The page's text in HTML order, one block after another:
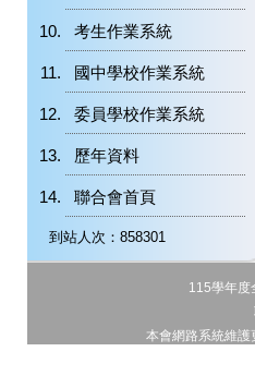
考生作業系統
國中學校作業系統
委員學校作業系統
歷年資料
聯合會首頁
到站人次：858301
115學年
本會網路系統維